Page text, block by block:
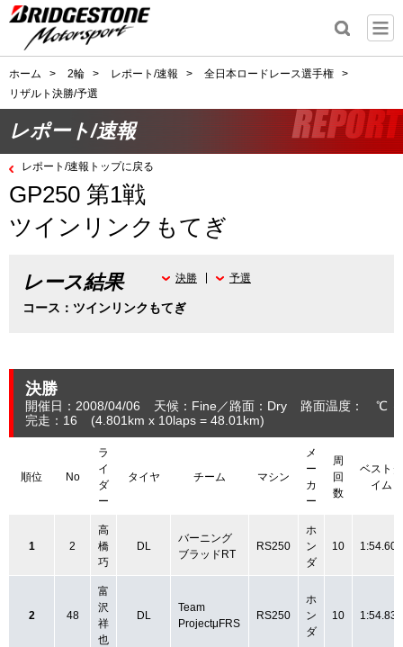
ホーム > 2輪 > レポート/速報 > 全日本ロードレース選手権
>
リザルト決勝/予選
レポート/速報
レポート/速報トップに戻る
GP250 第1戦
ツインリンクもてぎ
レース結果
コース：ツインリンクもてぎ
決勝 予選
決勝
開催日：2008/04/06 天候：Fine 路面：Dry
路面温度： ℃
完走：16
(4.801 km x 10laps = 48.01 km)
順位 No
ラ
イ
ダ
ー
タイヤ チーム マシン
メ
ー
カ
ー
周
回
数
ベストタ
イム
1 2
高
橋
巧
DL
バーニング
ブラッドRT
RS250
ホ
ン
ダ
10 1:54.609
2 48
富
沢
祥
也
DL
Team
ProjectμFRS
RS250
ホ
ン
ダ
10 1:54.834